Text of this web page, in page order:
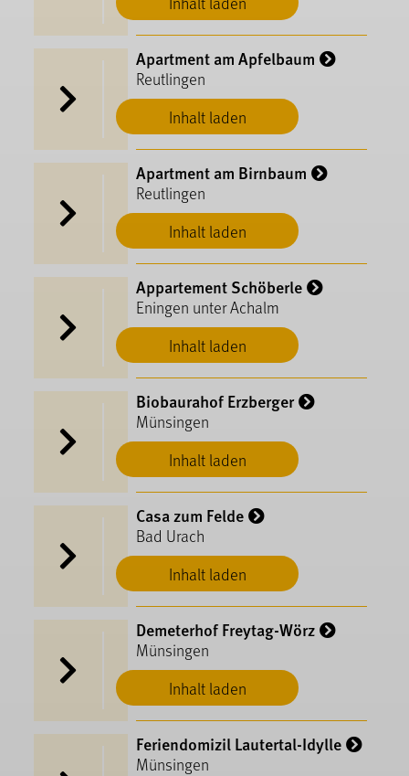
Inhalt laden
Apartment am Apfelbaum
Reutlingen
Inhalt laden
Apartment am Birnbaum
Reutlingen
Inhalt laden
Appartement Schöberle
Eningen unter Achalm
Inhalt laden
Biobaurahof Erzberger
Münsingen
Inhalt laden
Casa zum Felde
Bad Urach
Inhalt laden
Demeterhof Freytag-Wörz
Münsingen
Feriendomizil Lautertal-Idylle
Münsingen